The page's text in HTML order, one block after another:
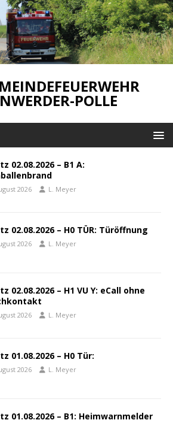
POLLE
02.08.2026 – B1 A:
2026 L. Meyer
02.08.2026 – H0 TÜR: Türöffnung
2026 L. Meyer
02.08.2026 – H1 VU Y: eCall ohne
2026 L. Meyer
01.08.2026 – H0 Tür:
2026 L. Meyer
01.08.2026 – B1: Heimwarnmelder